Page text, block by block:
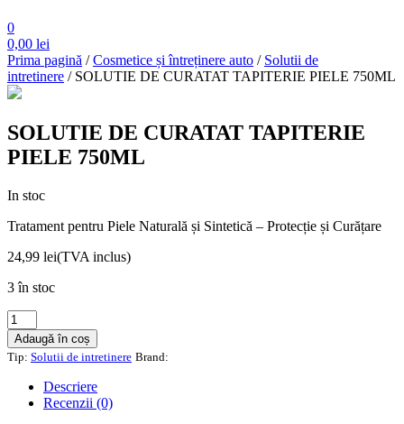
0
0,00 lei
Prima pagină /Cosmetice și întreținere auto / Solutii de
intretinere / SOLUTIE DE CURATAT TAPITERIE PIELE 750ML
SOLUTIE DE CURATAT TAPITERIE
PIELE 750ML
In stoc
Tratament pentru Piele Naturală și Sintetică – Protecție și Curățare
24,99 lei(TVA inclus)
3 în stoc
Cantitate
SOLUTIE
DE
CURATAT
TAPITERIE
PIELE
750ML
Adaugă în coș
Tip: Solutii de intretinere Brand:
Descriere
Recenzii (0)